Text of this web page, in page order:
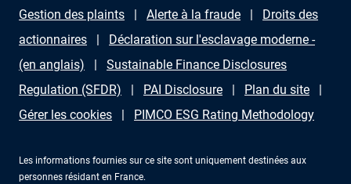
Gestion des plaints
Alerte à la fraude
Droits des
actionnaires
Déclaration sur l'esclavage moderne -
(en anglais)
Sustainable Finance Disclosures
Regulation (SFDR)
PAI Disclosure
Plan du site
Gérer les cookies
PIMCO ESG Rating Methodology
Les informations fournies sur ce site sont uniquement destinées aux
personnes résidant en France.